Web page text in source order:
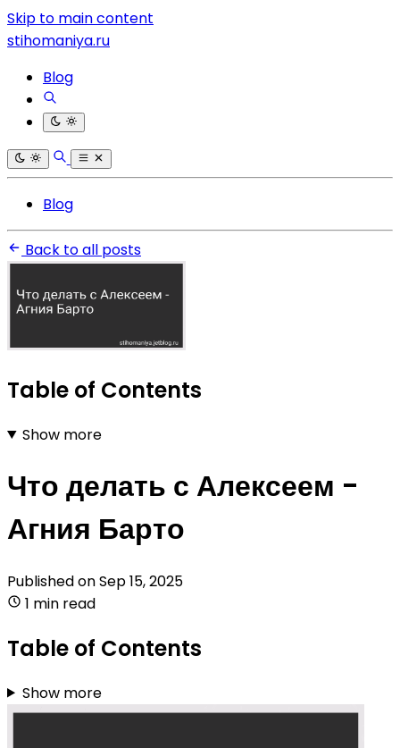
Skip to main content
stihomaniya.ru
Blog
Blog
Back to all posts
Table of Contents
Show more
Что делать с Алексеем -
Агния Барто
Published onSep 15, 2025
1 min read
Table of Contents
Show more